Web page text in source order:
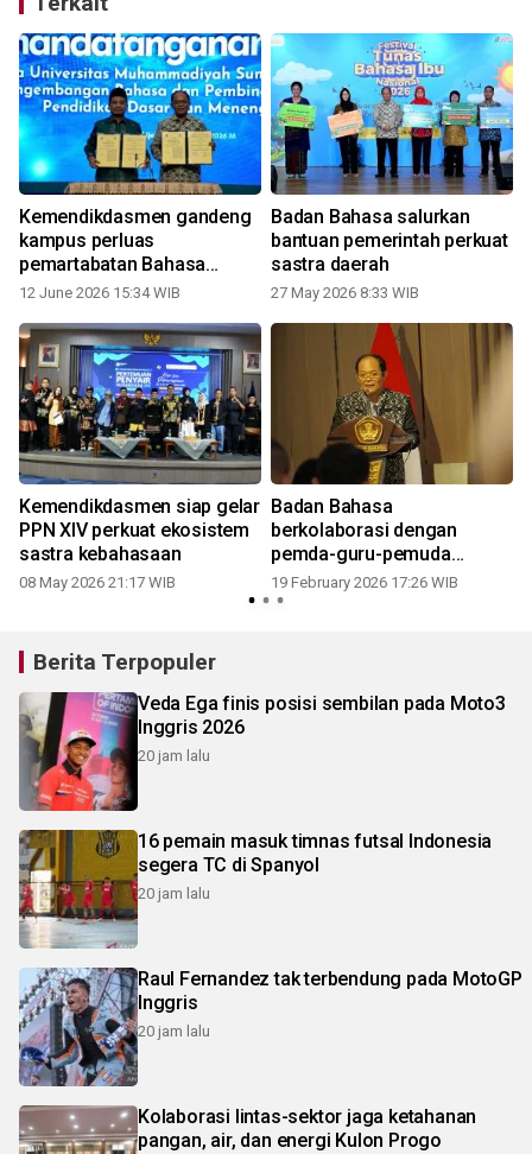
Kemendikdasmen gandeng
kampus perluas
pemartabatan Bahasa
Indonesia
12 June 2026 15:34 WIB
Badan Bahasa salurkan
bantuan pemerintah perkuat
sastra daerah
27 May 2026 8:33 WIB
Kemendikdasmen siap gelar
PPN XIV perkuat ekosistem
sastra kebahasaan
08 May 2026 21:17 WIB
Badan Bahasa
berkolaborasi dengan
pemda-guru-pemuda
revitalisasi bahasa daerah
19 February 2026 17:26 WIB
Berita Terpopuler
Veda Ega finis posisi sembilan pada Moto3
Inggris 2026
20 jam lalu
16 pemain masuk timnas futsal Indonesia
segera TC di Spanyol
20 jam lalu
Raul Fernandez tak terbendung pada MotoGP
Inggris
20 jam lalu
Kolaborasi lintas-sektor jaga ketahanan
pangan, air, dan energi Kulon Progo